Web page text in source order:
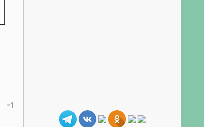
-1